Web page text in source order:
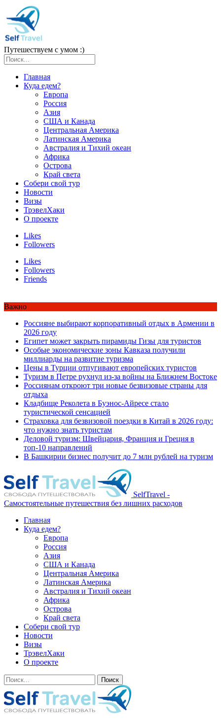
Путешествуем с умом :)
Главная
Куда едем?
Европа
Россия
Азия
США и Канада
Центральная Америка
Латинская Америка
Австралия и Тихий океан
Африка
Острова
Край света
Собери свой тур
Новости
Визы
ТрэвелХаки
О проекте
Likes
Followers
Likes
Followers
Friends
Важно
Россияне выбирают корпоративный отдых в Армении в
2026 году
Египет может закрыть пирамиды Гизы для туристов
Особые экономические зоны Кавказа получили
миллиарды на развитие туризма
Цены в Турции отпугивают европейских туристов
Туризм в Петре рухнул из-за войны на Ближнем Востоке
Россиянам откроют три новые безвизовые страны для
отдыха
Кладбище Реколета в Буэнос-Айресе стало
туристической сенсацией
Страховка для безвизовой поездки в Китай в 2026 году:
что нужно знать туристам
Деловой туризм: Швейцария, Франция и Греция в
топ-10 направлений
В Башкирии бизнес получит до 7 млн рублей на туризм
SelfTravel -
Самостоятельные путешествия без лишних расходов
Главная
Куда едем?
Европа
Россия
Азия
США и Канада
Центральная Америка
Латинская Америка
Австралия и Тихий океан
Африка
Острова
Край света
Собери свой тур
Новости
Визы
ТрэвелХаки
О проекте